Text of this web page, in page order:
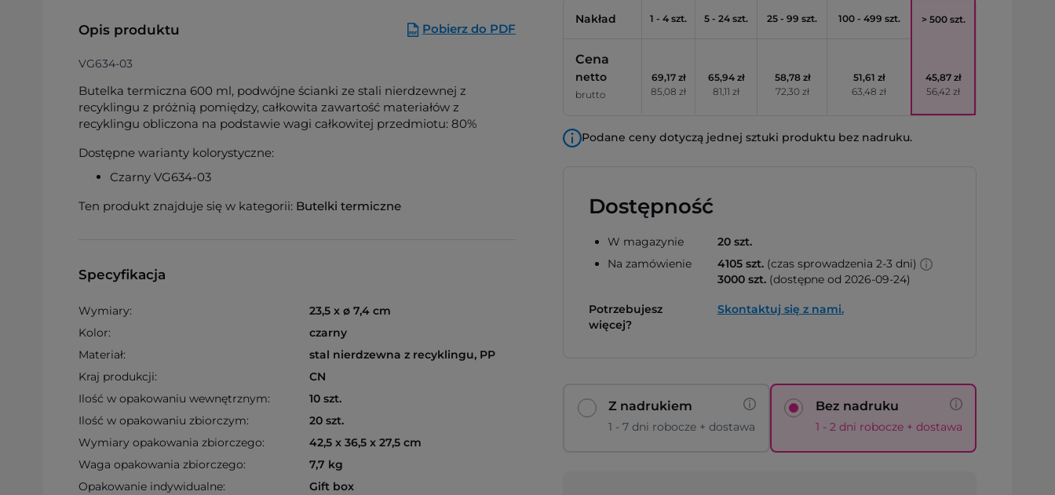
Opis produktu Pobierz do PDF
VG634-03
Butelka termiczna 600 ml, podwójne ścianki ze stali nierdzewnej z
recyklingu z próżnią pomiędzy, całkowita zawartość materiałów z
recyklingu obliczona na podstawie wagi całkowitej przedmiotu: 80%
Dostępne warianty kolorystyczne:
Czarny VG634-03
Ten produkt znajduje się w kategorii: Butelki termiczne
Specyfikacja
Wymiary:
23,5 x ø 7,4 cm
Kolor:
czarny
Materiał:
stal nierdzewna z recyklingu, PP
Kraj produkcji:
CN
Ilość w opakowaniu wewnętrznym:
10 szt.
Ilość w opakowaniu zbiorczym:
20 szt.
Wymiary opakowania zbiorczego:
42,5 x 36,5 x 27,5 cm
Waga opakowania zbiorczego:
7,7 kg
Opakowanie indywidualne:
Gift box
Nakład 1 - 4 szt. 5 - 24 szt. 25 - 99 szt. 100 - 499 szt. > 500 szt.
Cena
netto
brutto
69,17 zł
85,08 zł
65,94 zł
81,11 zł
58,78 zł
72,30 zł
51,61 zł
63,48 zł
45,87 zł
56,42 zł
Podane ceny dotyczą jednej sztuki produktu bez nadruku.
Dostępność
W magazynie
Na zamówienie
20 szt.
4105 szt.(czas sprowadzenia 2-3 dni)
3000 szt.(dostępne od 2026-09-24)
Potrzebujesz
więcej?
Skontaktuj się z nami.
Z nadrukiem
1 - 7 dni robocze + dostawa
Bez nadruku
1 - 2 dni robocze + dostawa